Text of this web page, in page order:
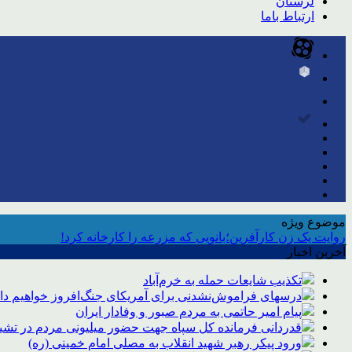
ارتباط باما
موضوع ویژه
روایت یک زن کارآفرین؛بانویی که مزرعه را کارخانه کرد!
آخرین اخبار
تکذیب شایعات حمله به خرم‌آباد
درسهای فراموش‌نشدنی برای آمریکای جنگ‌افروز خواهیم
پیام امیر حاتمی به مردم صبور و وفادار ایران
قدردانی فرمانده کل سپاه جهت حضور میلیونی مردم در
ورود پیکر رهبر شهید انقلاب به مصلی امام خمینی (ره)